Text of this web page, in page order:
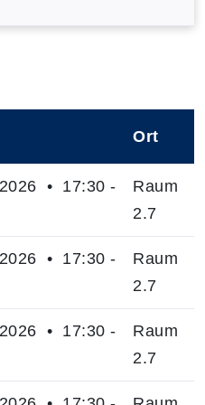
Ort
• 17:30 -
Raum
2.7
• 17:30 -
Raum
2.7
• 17:30 -
Raum
2.7